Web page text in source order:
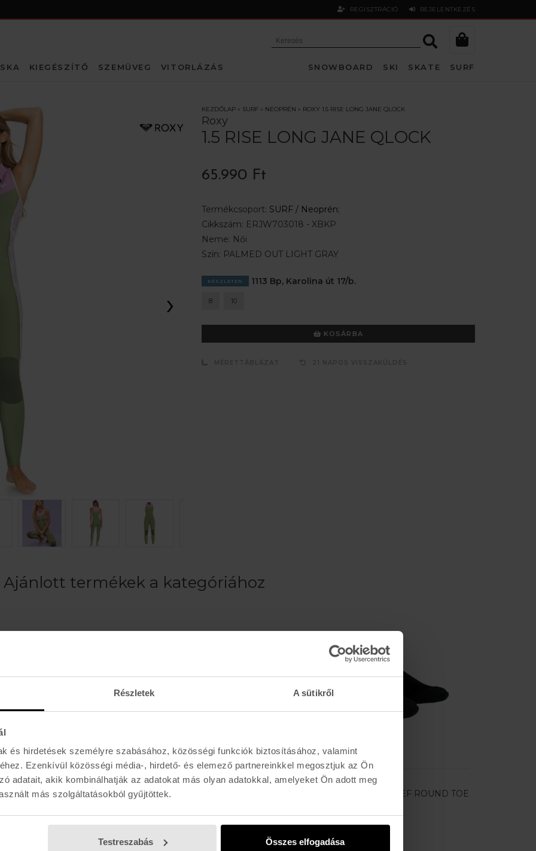
Részletek A sütikről
és hirdetések személyre szabásához, közösségi funkciók biztosításához, valamint
Ezenkívül közösségi média-, hirdető- és elemező partnereinkkel megosztjuk az Ön
adatait, akik kombinálhatják az adatokat más olyan adatokkal, amelyeket Ön adott meg
más szolgáltatásokból gyűjtöttek.
Testreszabás Összes elfogadása
REGISZTRÁCIÓ BEJELENTKEZÉS
KIEGÉSZÍTŐ SZEMÜVEG VITORLÁZÁS SNOWBOARD SKI SKATE SURF
›
KEZDŐLAP» SURF» NEOPRÉN » ROXY 1.5 RISE LONG JANE QLOCK
Roxy
1.5 RISE LONG JANE QLOCK
65.990 Ft
Termékcsoport: SURF / Neoprén;
Cikkszám: ERJW703018 - XBKP
Neme: Női
Szín: PALMED OUT LIGHT GRAY
KÉSZLETEN 1113 Bp, Karolina út 17/b.
8 10
KOSÁRBA
Ajánlott termékek a kategóriához
Kit
ROXY
1.0 PROLOGUE RND TOE
11.990 Ft
QUIKSILVER
1MM PROLOGUE REEF ROUND TOE
13.990 Ft